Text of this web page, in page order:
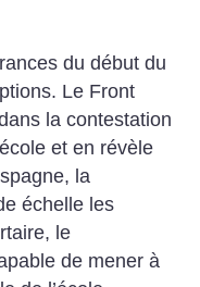
du début du
Le Front
la contestation
et en révèle
la
échelle les
le
de mener à